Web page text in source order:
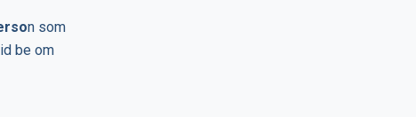
n som
be om